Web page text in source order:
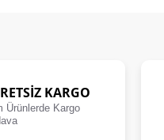
KARGO
Ürünlerde Kargo